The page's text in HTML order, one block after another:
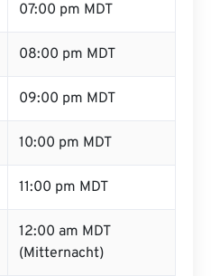
07:00 pm MDT
08:00 pm MDT
09:00 pm MDT
10:00 pm MDT
11:00 pm MDT
12:00 am MDT
(Mitternacht)